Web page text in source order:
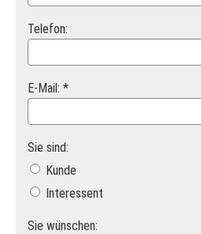
Telefon:
E-Mail: *
Sie sind:
Kunde
Interessent
Sie wünschen: